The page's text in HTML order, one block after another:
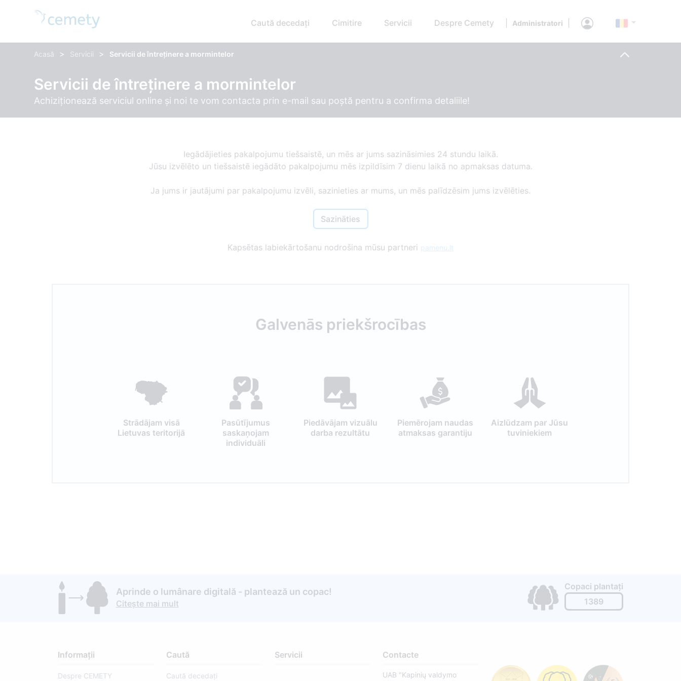
Caută decedați Cimitire Servicii Despre Cemety Administratori
Acasă > Servicii > Servicii de întreținere a mormintelor
Servicii de întreținere a mormintelor
Achiziționează serviciul online și noi te vom contacta prin e-mail sau poștă pentru a confirma detaliile!
Iegādājieties pakalpojumu tiešsaistē, un mēs ar jums sazināsimies 24 stundu laikā.
Jūsu izvēlēto un tiešsaistē iegādāto pakalpojumu mēs izpildīsim 7 dienu laikā no apmaksas datuma.
Ja jums ir jautājumi par pakalpojumu izvēli, sazinieties ar mums, un mēs palīdzēsim jums izvēlēties.
Sazināties
Kapsētas labiekārtošanu nodrošina mūsu partneri pamenu.lt
Galvenās priekšrocības
Strādājam visā
Lietuvas teritorijā
Pasūtījumus
saskaņojam
individuāli
Piedāvājam vizuālu
darba rezultātu
Piemērojam naudas
atmaksas garantiju
Aizlūdzam par Jūsu
tuviniekiem
Aprinde o lumânare digitală - plantează un copac!
Citește mai mult
Copaci plantați
1389
Informații
Despre CEMETY
Caută
Caută decedați
Servicii Contacte
UAB "Kapinių valdymo